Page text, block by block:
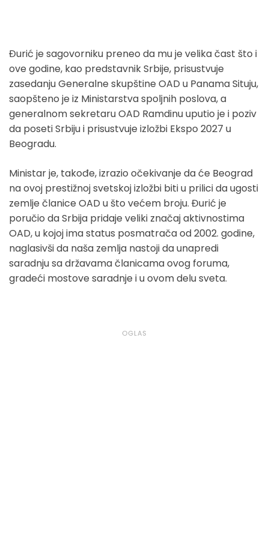
Đurić je sagovorniku preneo da mu je velika čast što i
ove godine, kao predstavnik Srbije, prisustvuje
zasedanju Generalne skupštine OAD u Panama Situju,
saopšteno je iz Ministarstva spoljnih poslova, a
generalnom sekretaru OAD Ramdinu uputio je i poziv
da poseti Srbiju i prisustvuje izložbi Ekspo 2027 u
Beogradu.
Ministar je, takođe, izrazio očekivanje da će Beograd
na ovoj prestižnoj svetskoj izložbi biti u prilici da ugosti
zemlje članice OAD u što većem broju. Đurić je
poručio da Srbija pridaje veliki značaj aktivnostima
OAD, u kojoj ima status posmatrača od 2002. godine,
naglasivši da naša zemlja nastoji da unapredi
saradnju sa državama članicama ovog foruma,
gradeći mostove saradnje i u ovom delu sveta.